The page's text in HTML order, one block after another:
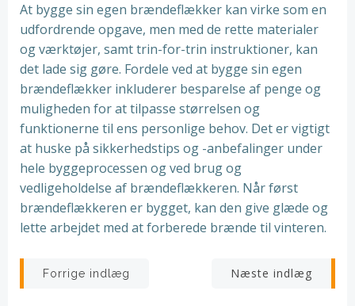
At bygge sin egen brændeflækker kan virke som en
udfordrende opgave, men med de rette materialer
og værktøjer, samt trin-for-trin instruktioner, kan
det lade sig gøre. Fordele ved at bygge sin egen
brændeflækker inkluderer besparelse af penge og
muligheden for at tilpasse størrelsen og
funktionerne til ens personlige behov. Det er vigtigt
at huske på sikkerhedstips og -anbefalinger under
hele byggeprocessen og ved brug og
vedligeholdelse af brændeflækkeren. Når først
brændeflækkeren er bygget, kan den give glæde og
lette arbejdet med at forberede brænde til vinteren.
Indlægsnavigation
Forrige indlæg Næste indlæg